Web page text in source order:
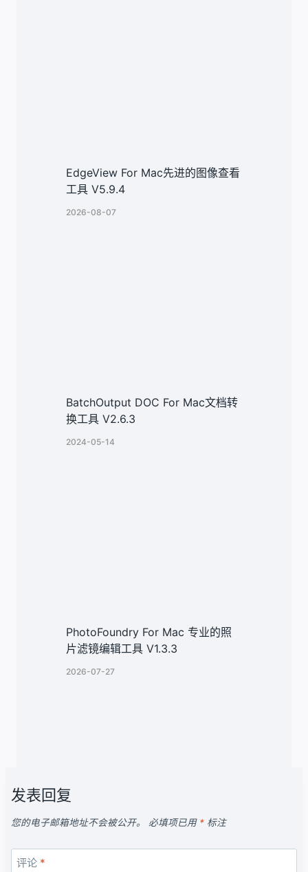
EdgeView For Mac先进的图像查看
工具 V5.9.4
2026-08-07
BatchOutput DOC For Mac文档转
换工具 V2.6.3
2024-05-14
PhotoFoundry For Mac 专业的照
片滤镜编辑工具 V1.3.3
2026-07-27
发表回复
您的电子邮箱地址不会被公开。 必填项已用 * 标注
评论 *